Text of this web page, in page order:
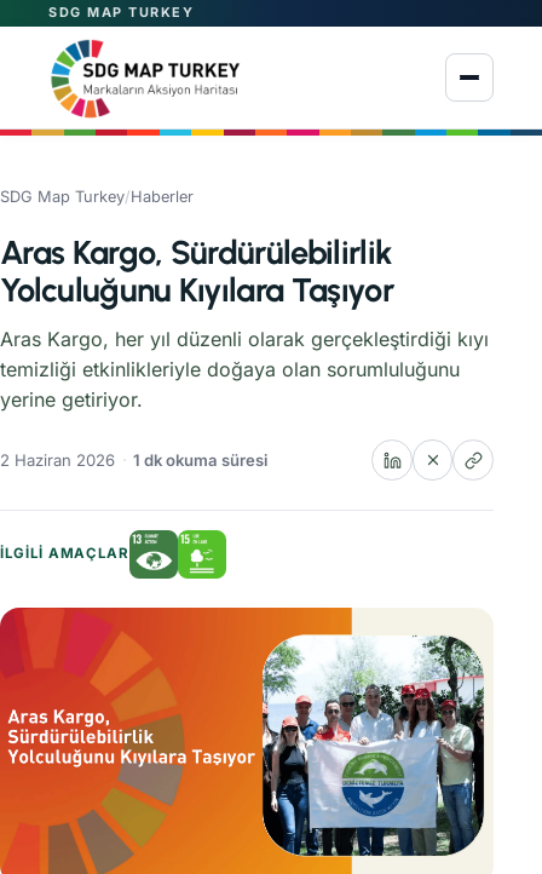
SDG MAP TURKEY
Menüyü aç
SDG Map Turkey/Haberler
Aras Kargo, Sürdürülebilirlik
Yolculuğunu Kıyılara Taşıyor
Aras Kargo, her yıl düzenli olarak gerçekleştirdiği kıyı
temizliği etkinlikleriyle doğaya olan sorumluluğunu
yerine getiriyor.
2 Haziran 2026 1 dk okuma süresi
İLGILI AMAÇLAR